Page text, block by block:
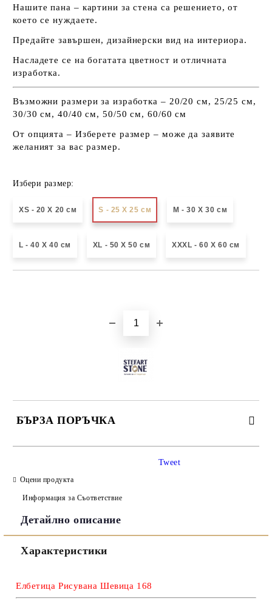
Нашите пана – картини за стена са решението, от
което се нуждаете.
Предайте завършен, дизайнерски вид на интериора.
Насладете се на богатата цветност и отличната
изработка.
Възможни размери за изработка – 20/20 см, 25/25 см,
30/30 см, 40/40 см, 50/50 см, 60/60 см
От опцията – Изберете размер – може да заявите
желаният за вас размер.
Избери размер:
XS - 20 X 20 см S - 25 X 25 см М - 30 Х 30 см
L - 40 X 40 см XL - 50 X 50 см XXXL - 60 X 60 см
БЪРЗА ПОРЪЧКА
Ние ще се свържем с вас в рамките на работния ден.
Tweet
Оцени продукта
Информация за Съответствие
Детайлно описание
Характеристики
Елбетица Рисувана Шевица 168